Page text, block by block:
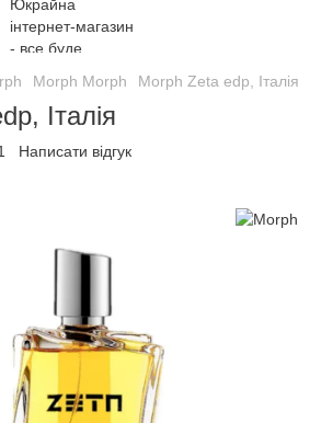
Morph Morph Morph Zeta edp, Італія
Італія
Написати відгук